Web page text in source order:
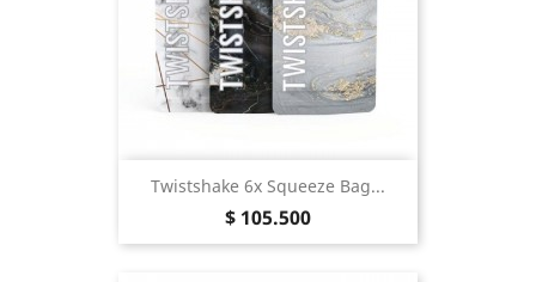
Twistshake 6x Squeeze Bag...
Precio
$ 105.500